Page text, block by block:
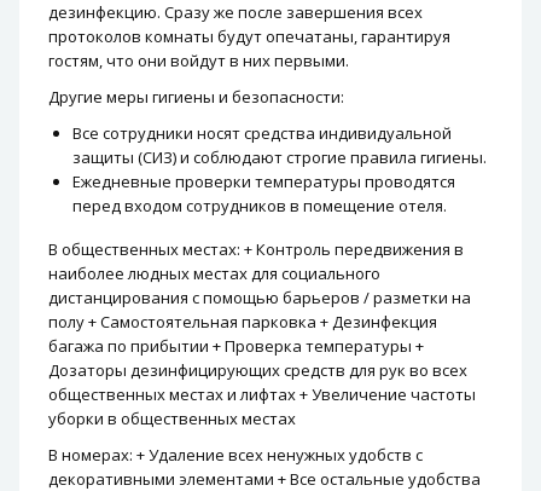
дезинфекцию. Сразу же после завершения всех
протоколов комнаты будут опечатаны, гарантируя
гостям, что они войдут в них первыми.
Другие меры гигиены и безопасности:
Все сотрудники носят средства индивидуальной
защиты (СИЗ) и соблюдают строгие правила гигиены.
Ежедневные проверки температуры проводятся
перед входом сотрудников в помещение отеля.
В общественных местах: + Контроль передвижения в
наиболее людных местах для социального
дистанцирования с помощью барьеров / разметки на
полу + Самостоятельная парковка + Дезинфекция
багажа по прибытии + Проверка температуры +
Дозаторы дезинфицирующих средств для рук во всех
общественных местах и ​​лифтах + Увеличение частоты
уборки в общественных местах
В номерах: + Удаление всех ненужных удобств с
декоративными элементами + Все остальные удобства